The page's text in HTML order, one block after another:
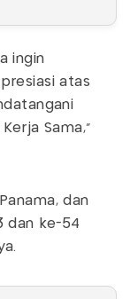
ingin
atas
Sama,"
dan
dan ke-54